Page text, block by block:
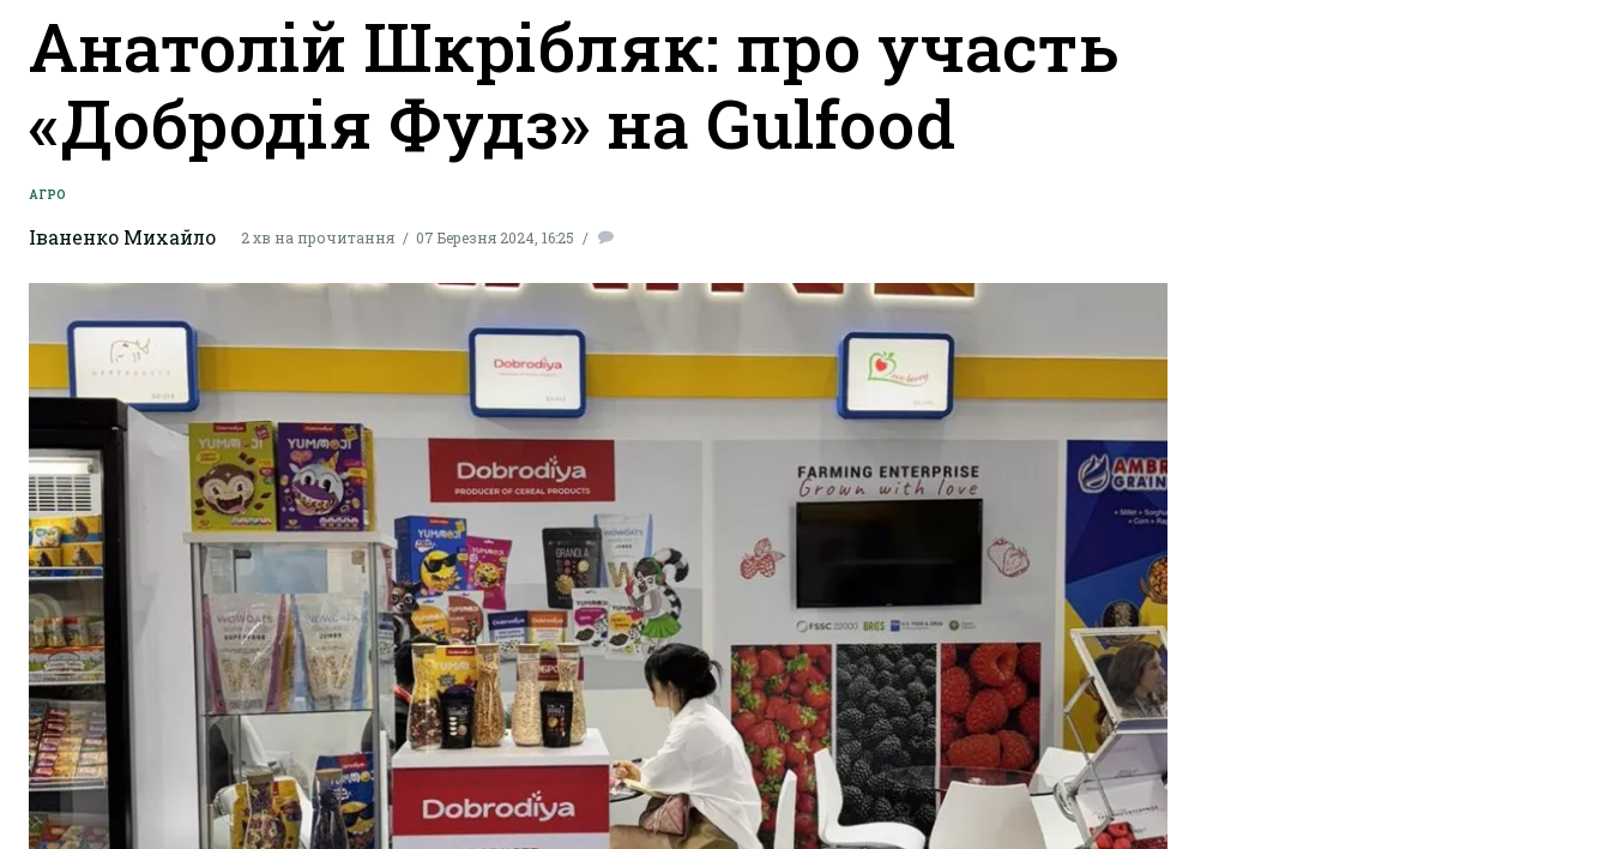
Анатолій Шкрібляк: про участь
«Добродія Фудз» на Gulfood
АГРО
Іваненко Михайло 2 хв на прочитання 07 Березня 2024, 16:25